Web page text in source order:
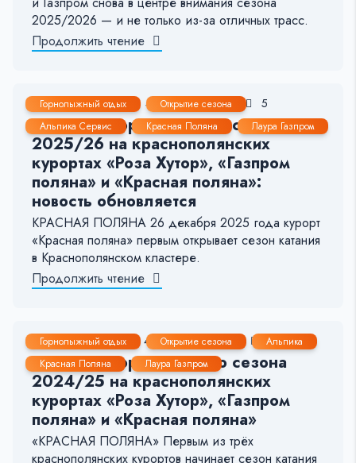
2025/2026 — и не только из-за отличных трасс.
Продолжить чтение
Горнолыжный отдых
Открытие сезона
Альпика Сервис
Красная Поляна Лаура Газпром
24 Дек, 2025 4-5 мин. 508 5
Открытие горнолыжного сезона
2025/26 на краснополянских
курортах «Роза Хутор», «Газпром
поляна» и «Красная поляна»:
новость обновляется
КРАСНАЯ ПОЛЯНА 26 декабря 2025 года курорт
«Красная поляна» первым открывает сезон катания
в Краснополянском кластере.
Продолжить чтение
Горнолыжный отдых Открытие сезона
Альпика
Красная Поляна
Лаура Газпром
15 Дек, 2024 4-5 мин. 2549 12
Открытие горнолыжного сезона
2024/25 на краснополянских
курортах «Роза Хутор», «Газпром
поляна» и «Красная поляна»
«КРАСНАЯ ПОЛЯНА» Первым из трёх
краснополянских курортов начинает сезон катания